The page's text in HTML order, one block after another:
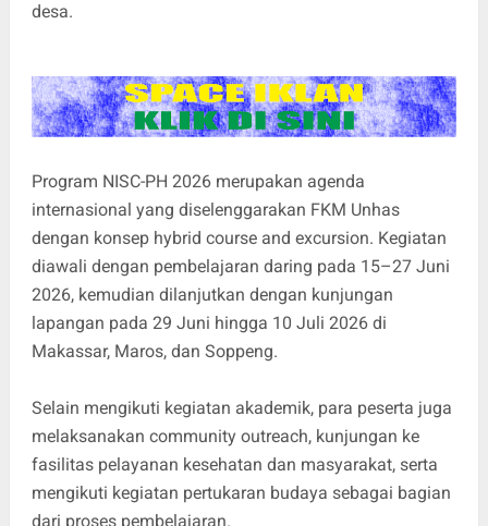
desa.
Program NISC-PH 2026 merupakan agenda
internasional yang diselenggarakan FKM Unhas
dengan konsep hybrid course and excursion. Kegiatan
diawali dengan pembelajaran daring pada 15–27 Juni
2026, kemudian dilanjutkan dengan kunjungan
lapangan pada 29 Juni hingga 10 Juli 2026 di
Makassar, Maros, dan Soppeng.
Selain mengikuti kegiatan akademik, para peserta juga
melaksanakan community outreach, kunjungan ke
fasilitas pelayanan kesehatan dan masyarakat, serta
mengikuti kegiatan pertukaran budaya sebagai bagian
dari proses pembelajaran.